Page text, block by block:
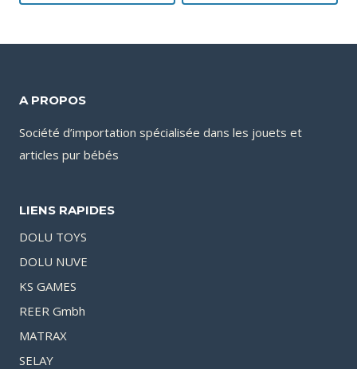
A PROPOS
Société d’importation spécialisée dans les jouets et
articles pur bébés
LIENS RAPIDES
DOLU TOYS
DOLU NUVE
KS GAMES
REER Gmbh
MATRAX
SELAY